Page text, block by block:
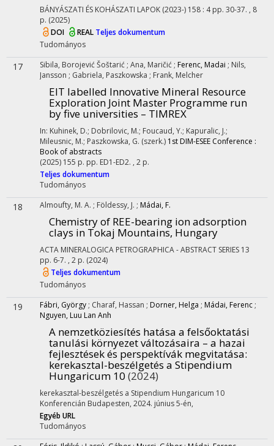
BÁNYÁSZATI ÉS KOHÁSZATI LAPOK (2023-) 158 : 4 pp. 30-37. , 8
p. (2025)
DOI
REAL Teljes dokumentum
Tudományos
17 Sibila, Borojević Šoštarić ; Ana, Maričić ; Ferenc, Madai ; Nils,
Jansson ; Gabriela, Paszkowska ; Frank, Melcher
EIT labelled Innovative Mineral Resource
Exploration Joint Master Programme run
by five universities – TIMREX
In: Kuhinek, D.; Dobrilovic, M.; Foucaud, Y.; Kapuralic, J.;
Mileusnic, M.; Paszkowska, G. (szerk.) 1st DIM-ESEE Conference :
Book of abstracts
(2025) 155 p. pp. ED1-ED2. , 2 p.
Teljes dokumentum
Tudományos
18 Almoufty, M. A. ; Földessy, J. ; Mádai, F.
Chemistry of REE-bearing ion adsorption
clays in Tokaj Mountains, Hungary
ACTA MINERALOGICA PETROGRAPHICA - ABSTRACT SERIES 13
pp. 6-7. , 2 p. (2024)
Teljes dokumentum
Tudományos
19 Fábri, György ; Charaf, Hassan ; Dorner, Helga ; Mádai, Ferenc ;
Nguyen, Luu Lan Anh
A nemzetköziesítés hatása a felsőoktatási
tanulási környezet változásaira – a hazai
fejlesztések és perspektívák megvitatása:
kerekasztal-beszélgetés a Stipendium
Hungaricum 10 (2024)
kerekasztal-beszélgetés a Stipendium Hungaricum 10
Konferencián Budapesten, 2024. június 5-én,
Egyéb URL
Tudományos